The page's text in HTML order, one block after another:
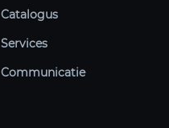
Catalogus
Services
Communicatie